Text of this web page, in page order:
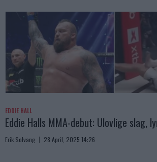
EDDIE HALL
Eddie Halls MMA-debut: Ulovlige slag,
Erik Solvang 28 April, 2025 14:26